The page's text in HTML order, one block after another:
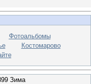
Фотоальбомы
Костомарово
Зима